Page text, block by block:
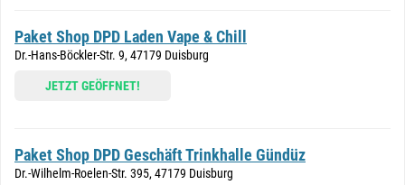
Paket Shop DPD Laden Vape & Chill
Dr.-Hans-Böckler-Str. 9, 47179 Duisburg
JETZT GEÖFFNET!
Paket Shop DPD Geschäft Trinkhalle Gündüz
Dr.-Wilhelm-Roelen-Str. 395, 47179 Duisburg